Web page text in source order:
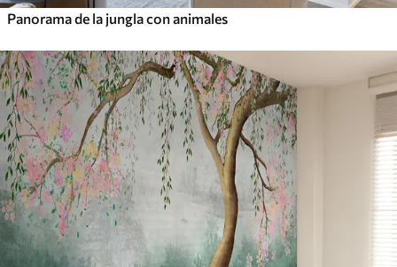
Panorama de la jungla con animales